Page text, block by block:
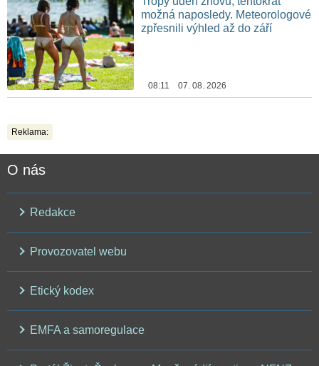
možná naposledy. Meteorologové
zpřesnili výhled až do září
08:11 07. 08. 2026
Reklama:
O nás
Redakce
Provozovatel webu
Etický kodex
EMFA a samoregulace